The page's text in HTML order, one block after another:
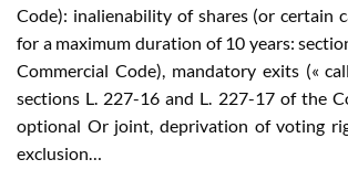
Code): inalienability of shares (or certain
for a maximum duration of 10 years:
Commercial Code), mandatory exits («
sections L. 227-16 and L. 227-17 of the
optional Or joint, deprivation of voting
exclusion…